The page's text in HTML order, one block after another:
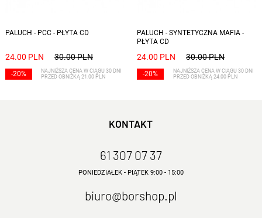
PALUCH - PCC - PŁYTA CD
24.00 PLN 30.00 PLN
-20%
NAJNIŻSZA CENA W CIĄGU 30 DNI
PRZED OBNIŻKĄ 21.00 PLN
PALUCH - SYNTETYCZNA MAFIA -
PŁYTA CD
24.00 PLN 30.00 PLN
-20%
NAJNIŻSZA CENA W CIĄGU 30 DNI
PRZED OBNIŻKĄ 24.00 PLN
KONTAKT
61 307 07 37
PONIEDZIAŁEK - PIĄTEK 9:00 - 15:00
biuro@borshop.pl